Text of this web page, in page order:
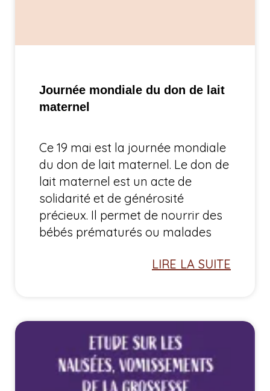
Journée mondiale du don de lait
maternel
Ce 19 mai est la journée mondiale
du don de lait maternel. Le don de
lait maternel est un acte de
solidarité et de générosité
précieux. Il permet de nourrir des
bébés prématurés ou malades
LIRE LA SUITE